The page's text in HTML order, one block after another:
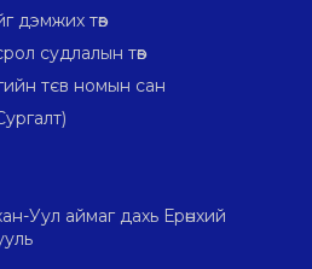
дэмжих төв
судлалын төв
тєв номын сан
Уул аймаг дахь Ерөнхий